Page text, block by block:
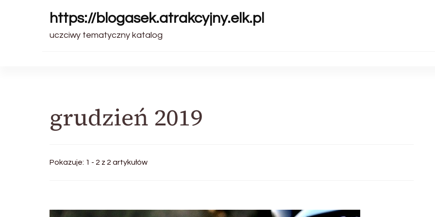
https://blogasek.atrakcyjny.elk.pl
uczciwy tematyczny katalog
grudzień 2019
Pokazuje: 1 - 2 z 2 artykułów